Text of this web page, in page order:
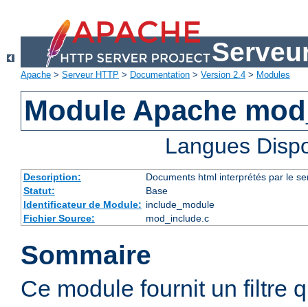
Apache > Serveur HTTP > Documentation > Version 2.4 > Modules
Module Apache
Langues
Description:
Documents html interprétés par le
Statut:
Base
Identificateur de Module: include_module
Fichier Source:
mod_include.c
Sommaire
Ce module fournit un filtre